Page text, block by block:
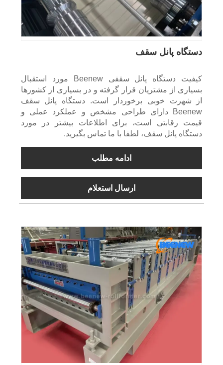
دستگاه پانل سقف
کیفیت دستگاه پانل سقفی Beenew مورد استقبال
بسیاری از مشتریان قرار گرفته و در بسیاری از کشورها
از شهرت خوبی برخوردار است. دستگاه پانل سقف
Beenew دارای طراحی مشخص و عملکرد عملی و
قیمت رقابتی است، برای اطلاعات بیشتر در مورد
دستگاه پانل سقف، لطفا با ما تماس بگیرید.
ادامه مطلب
ارسال استعلام